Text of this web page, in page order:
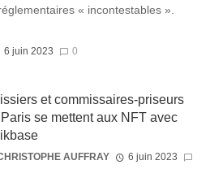
« incontestables ».
6 juin 2023 0
et commissaires-priseurs
se mettent aux NFT avec
AUFFRAY
6 juin 2023